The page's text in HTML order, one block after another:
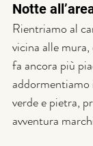
Notte
Rientriamo al
vicina alle
fa ancora più
verde e pietra,
avventura